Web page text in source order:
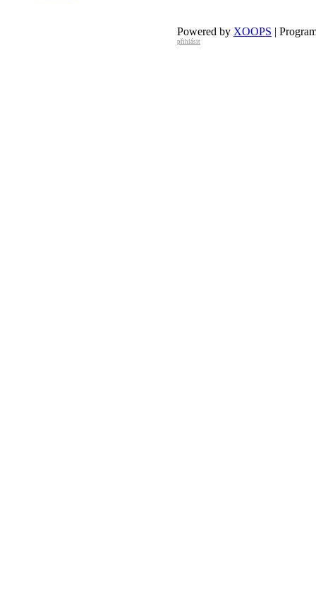
Powered by XOOPS |
přihlásit